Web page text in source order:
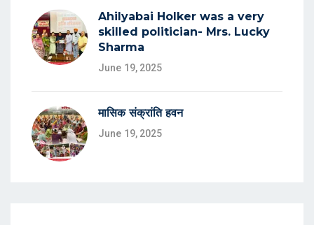
Ahilyabai Holker was a very
skilled politician- Mrs. Lucky
Sharma
June 19, 2025
मासिक संक्रांति हवन
June 19, 2025